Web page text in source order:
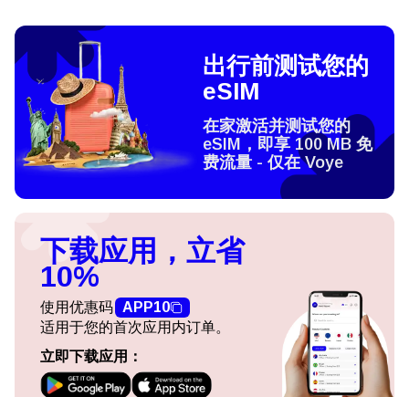
出行前测试您的
eSIM
在家激活并测试您的
eSIM，即享 100 MB 免
费流量 - 仅在 Voye
下载应用，立省
10%
使用优惠码 APP10
适用于您的首次应用内订单。
立即下载应用：